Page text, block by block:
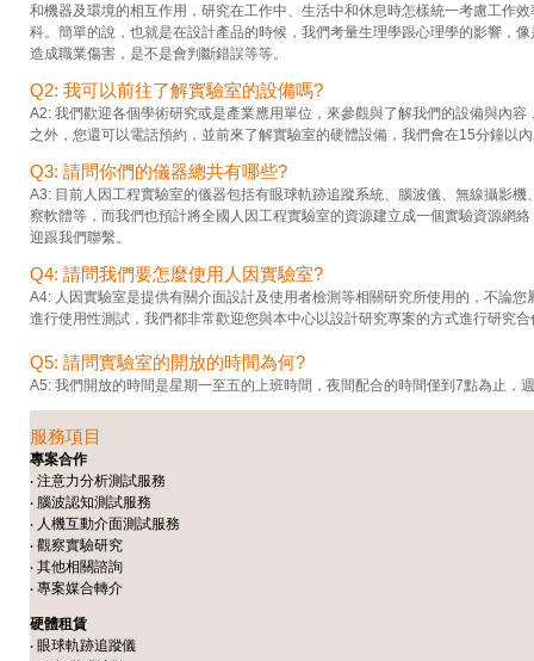
和機器及環境的相互作用，研究在工作中、生活中和休息時怎樣統一考慮工作
科。簡單的說，也就是在設計產品的時候，我們考量生理學跟心理學的影響，
造成職業傷害，是不是會判斷錯誤等等。
Q2: 我可以前往了解實驗室的設備嗎?
A2: 我們歡迎各個學術研究或是產業應用單位，來參觀與了解我們的設備與內
之外，您還可以電話預約，並前來了解實驗室的硬體設備，我們會在15分鐘以
Q3: 請問你們的儀器總共有哪些?
A3: 目前人因工程實驗室的儀器包括有眼球軌跡追蹤系統、腦波儀、無線攝影
察軟體等，而我們也預計將全國人因工程實驗室的資源建立成一個實驗資源網
迎跟我們聯繫。
Q4: 請問我們要怎麼使用人因實驗室?
A4: 人因實驗室是提供有關介面設計及使用者檢測等相關研究所使用的，不論
進行使用性測試，我們都非常歡迎您與本中心以設計研究專案的方式進行研究合
Q5: 請問實驗室的開放的時間為何?
A5: 我們開放的時間是星期一至五的上班時間，夜間配合的時間僅到7點為止，
服務項目
專案合作
‧ 注意力分析測試服務
‧ 腦波認知測試服務
‧ 人機互動介面測試服務
‧ 觀察實驗研究
‧ 其他相關諮詢
‧ 專案媒合轉介
硬體租賃
‧ 眼球軌跡追蹤儀